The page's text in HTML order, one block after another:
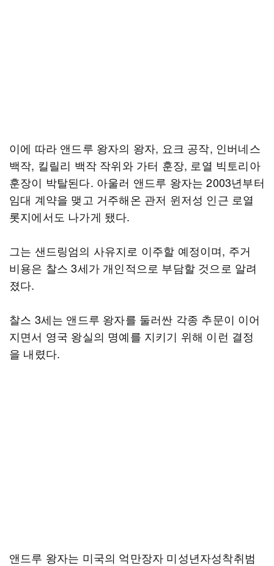
이에 따라 앤드루 왕자의 왕자, 요크 공작, 인버네스
백작, 킬릴리 백작 작위와 가터 훈장, 로열 빅토리아
훈장이 박탈된다. 아울러 앤드루 왕자는 2003년부터
임대 계약을 맺고 거주해온 관저 윈저성 인근 로열
롯지에서도 나가게 됐다.
그는 샌드링엄의 사유지로 이주할 예정이며, 주거
비용은 찰스 3세가 개인적으로 부담할 것으로 알려
졌다.
찰스 3세는 앤드루 왕자를 둘러싼 각종 추문이 이어
지면서 영국 왕실의 명예를 지키기 위해 이런 결정
을 내렸다.
앤드루 왕자는 미국의 억만장자 미성년자성착취범